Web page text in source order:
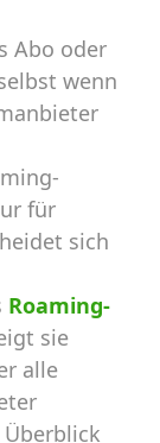
Abo oder
wenn
für
sich
Roaming-
sie
alle